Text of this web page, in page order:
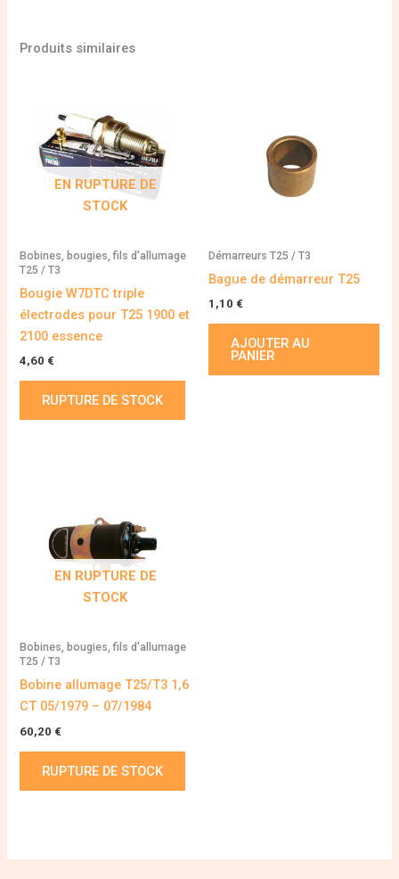
Produits similaires
EN RUPTURE DE
STOCK
Bobines, bougies, fils d'allumage
T25 / T3
Bougie W7DTC triple
électrodes pour T25 1900 et
2100 essence
4,60 €
RUPTURE DE STOCK
Démarreurs T25 / T3
Bague de démarreur T25
1,10 €
AJOUTER AU
PANIER
EN RUPTURE DE
STOCK
Bobines, bougies, fils d'allumage
T25 / T3
Bobine allumage T25/T3 1,6
CT 05/1979 – 07/1984
60,20 €
RUPTURE DE STOCK